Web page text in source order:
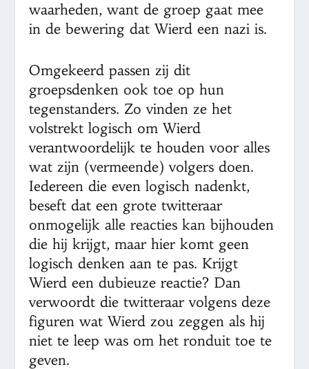
waarheden, want de groep gaat mee
in de bewering dat Wierd een nazi is.
Omgekeerd passen zij dit
groepsdenken ook toe op hun
tegenstanders. Zo vinden ze het
volstrekt logisch om Wierd
verantwoordelijk te houden voor alles
wat zijn (vermeende) volgers doen.
Iedereen die even logisch nadenkt,
beseft dat een grote twitteraar
onmogelijk alle reacties kan bijhouden
die hij krijgt, maar hier komt geen
logisch denken aan te pas. Krijgt
Wierd een dubieuze reactie? Dan
verwoordt die twitteraar volgens deze
figuren wat Wierd zou zeggen als hij
niet te leep was om het ronduit toe te
geven.